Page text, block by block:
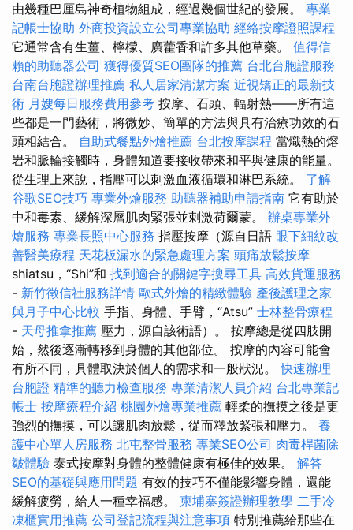
由幾種巴厘島神奇植物組成，經過幾個世紀的發展。 專業
記帳士協助 外商投資設立公司專業協助 經絡按摩證照課程
它通常含有生薑、檸檬、廣藿香和許多其他草藥。 值得信
賴的助聽器公司 獲得優質SEO團隊的推薦 台北台胞證服務
台南台胞證辦理推薦 私人居家清潔方案 近視矯正的最新技
術 月嫂每日服務費用參考 按摩、石頭、輻射熱——所有這
些都是一門藝術，將微妙、簡單的方法與具有治療功效的石
頭相結合。 自助式餐點外燴推薦 台北按摩課程 當熾熱的熔
岩和脈輪接觸時，身體知道要接收帶來和平與健康的能量。
從生理上來說，指壓可以刺激血液循環和淋巴系統。 了解
谷歌SEO技巧 專業外燴服務 助聽器補助申請指南 它有助於
中和毒素、緩解深層肌肉緊張並刺激荷爾蒙。 辦桌專業外
燴服務 專業長照中心服務 指壓按摩（源自日語 眼下細紋改
善醫美療程 天花板漏水的緊急處理方案 頭痛放鬆按摩
shiatsu，“Shi”和 找到適合的關鍵字搜尋工具 高效貨運服務
- 新竹徵信社服務詳情 歐式外燴的精緻體驗 產後護理之家
與月子中心比較 手指、身體、手臂，“Atsu” 士林整骨療程
- 天母推拿推薦 壓力，源自該術語）。 按摩總是從四肢開
始，然後逐漸轉移到身體的其他部位。 按摩的內容可能會
有所不同，具體取決於個人的需求和一般狀況。快速辦理
台胞證 精準的聽力檢查服務 專業清潔人員介紹 台北專業記
帳士 按摩療程介紹 桃園外燴專業推薦 輕柔的撫摸之後是更
強烈的撫摸，可以讓肌肉放鬆，從而釋放緊張和壓力。 養
護中心單人房服務 北屯整骨服務 專業SEO公司 肉毒桿菌除
皺體驗 泰式按摩對身體的整體健康有極佳的效果。 解答
SEO的基礎與應用問題 有效的技巧不僅能影響身體，還能
緩解疲勞，給人一種幸福感。 柬埔寨簽證辦理教學 二手冷
凍櫃實用推薦 公司登記流程與注意事項 特別推薦給那些在